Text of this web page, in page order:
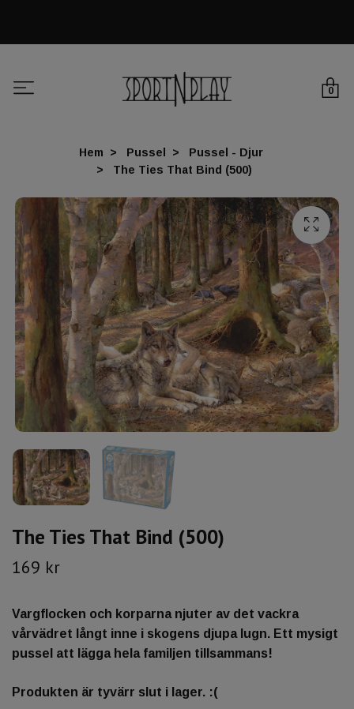
0
Hem Pussel
Pussel - Djur
The Ties That Bind (500)
The Ties That Bind (500)
169 kr
Vargflocken och korparna njuter av det vackra
vårvädret långt inne i skogens djupa lugn. Ett mysigt
pussel att lägga hela familjen tillsammans!
Produkten är tyvärr slut i lager. :(